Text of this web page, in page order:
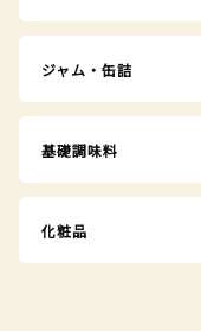
ジャム・缶詰
基礎調味料
化粧品